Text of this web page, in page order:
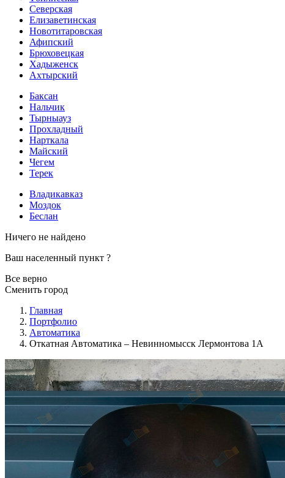
Северская
Елизаветинская
Новотитаровская
Афипский
Брюховецкая
Хадыженск
Ахтырский
Баксан
Нальчик
Тырныауз
Прохладный
Нарткала
Майский
Чегем
Терек
Владикавказ
Моздок
Беслан
Ничего не найдено
Ваш населенный пункт ?
Все верно
Сменить город
Главная
Портфолио
Автоматика
Откатная Автоматика – Невинномысск Лермонтова 1А